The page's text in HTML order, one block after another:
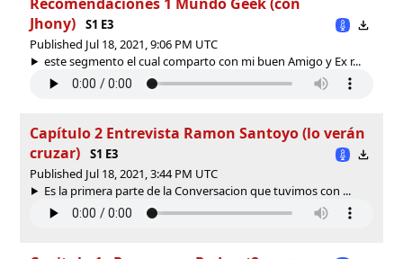
Jhony)
S1 E3
Published Jul 18, 2021, 9:06 PM UTC
este segmento el cual comparto con mi buen Amigo y Ex r...
Capítulo 2 Entrevista Ramon Santoyo (lo verán
cruzar)
S1 E3
Published Jul 18, 2021, 3:44 PM UTC
Es la primera parte de la Conversacion que tuvimos con ...